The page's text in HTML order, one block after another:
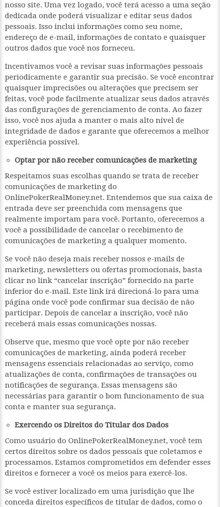
nosso site. Uma vez logado, você terá acesso a uma seção
dedicada onde poderá visualizar e editar seus dados
pessoais. Isso inclui informações como seu nome,
endereço de e-mail, informações de contato e quaisquer
outros dados que você nos forneceu.
Incentivamos você a revisar suas informações pessoais
periodicamente e garantir sua precisão. Se você encontrar
quaisquer imprecisões ou alterações que precisem ser
feitas, você pode facilmente atualizar seus dados através
das configurações de gerenciamento de conta. Ao fazer
isso, você nos ajuda a manter o mais alto nível de
integridade de dados e garante que oferecemos a melhor
experiência possível.
Optar por não receber comunicações de marketing
Respeitamos suas escolhas quando se trata de receber
comunicações de marketing do
OnlinePokerRealMoney.net. Entendemos que sua caixa de
entrada deve ser preenchida com mensagens que
realmente importam para você. Portanto, oferecemos a
você a possibilidade de cancelar o recebimento de
comunicações de marketing a qualquer momento.
Se você não deseja mais receber nossos e-mails de
marketing, newsletters ou ofertas promocionais, basta
clicar no link “cancelar inscrição” fornecido na parte
inferior do e-mail. Este link irá direcioná-lo para uma
página onde você pode confirmar sua decisão de não
participar. Depois de cancelar a inscrição, você não
receberá mais essas comunicações nossas.
Observe que, mesmo que você opte por não receber
comunicações de marketing, ainda poderá receber
mensagens essenciais relacionadas ao serviço, como
atualizações de conta, confirmações de transações ou
notificações de segurança. Essas mensagens são
necessárias para garantir o bom funcionamento de sua
conta e manter sua segurança.
Exercendo os Direitos do Titular dos Dados
Como usuário do OnlinePokerRealMoney.net, você tem
certos direitos sobre os dados pessoais que coletamos e
processamos. Estamos comprometidos em defender esses
direitos e fornecer a você os meios para exercê-los.
Se você estiver localizado em uma jurisdição que lhe
conceda direitos específicos de titular de dados, como o